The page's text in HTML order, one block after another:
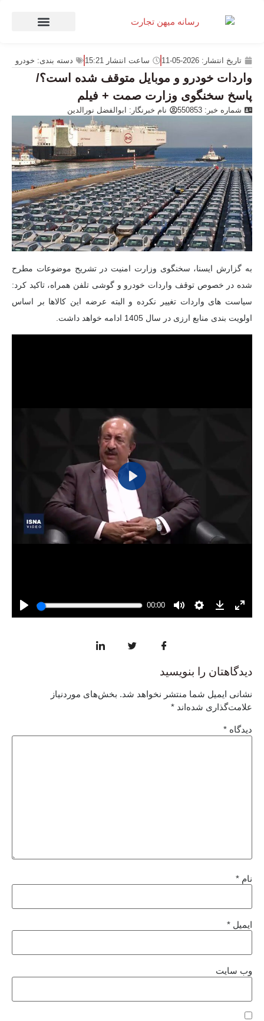
تاریخ انتشار: 2026-05-11 ساعت انتشار 15:21 دسته بندی: خودرو
واردات خودرو و موبایل متوقف شده است؟/
پاسخ سخنگوی وزارت صمت + فیلم
شماره خبر: 550853 نام خبرنگار: ابوالفضل نورالدین
به گزارش ایسنا، سخنگوی وزارت امنیت در تشریح موضوعات مطرح
شده در خصوص توقف واردات خودرو و گوشی تلفن همراه، تاکید کرد:
سیاست های واردات تغییر نکرده و البته عرضه این کالاها بر اساس
اولویت بندی منابع ارزی در سال 1405 ادامه خواهد داشت.
دیدگاهتان را بنویسید
نشانی ایمیل شما منتشر نخواهد شد. بخش‌های موردنیاز
علامت‌گذاری شده‌اند *
دیدگاه *
نام *
ایمیل *
وب‌ سایت